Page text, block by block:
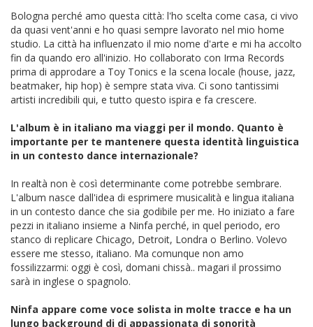
Bologna perché amo questa città: l'ho scelta come casa, ci vivo
da quasi vent'anni e ho quasi sempre lavorato nel mio home
studio. La città ha influenzato il mio nome d'arte e mi ha accolto
fin da quando ero all'inizio. Ho collaborato con Irma Records
prima di approdare a Toy Tonics e la scena locale (house, jazz,
beatmaker, hip hop) è sempre stata viva. Ci sono tantissimi
artisti incredibili qui, e tutto questo ispira e fa crescere.
L'album è in italiano ma viaggi per il mondo. Quanto è
importante per te mantenere questa identità linguistica
in un contesto dance internazionale?
In realtà non è così determinante come potrebbe sembrare.
L'album nasce dall'idea di esprimere musicalità e lingua italiana
in un contesto dance che sia godibile per me. Ho iniziato a fare
pezzi in italiano insieme a Ninfa perché, in quel periodo, ero
stanco di replicare Chicago, Detroit, Londra o Berlino. Volevo
essere me stesso, italiano. Ma comunque non amo
fossilizzarmi: oggi è così, domani chissà.. magari il prossimo
sarà in inglese o spagnolo.
Ninfa appare come voce solista in molte tracce e ha un
lungo background di dj appassionata di sonorità